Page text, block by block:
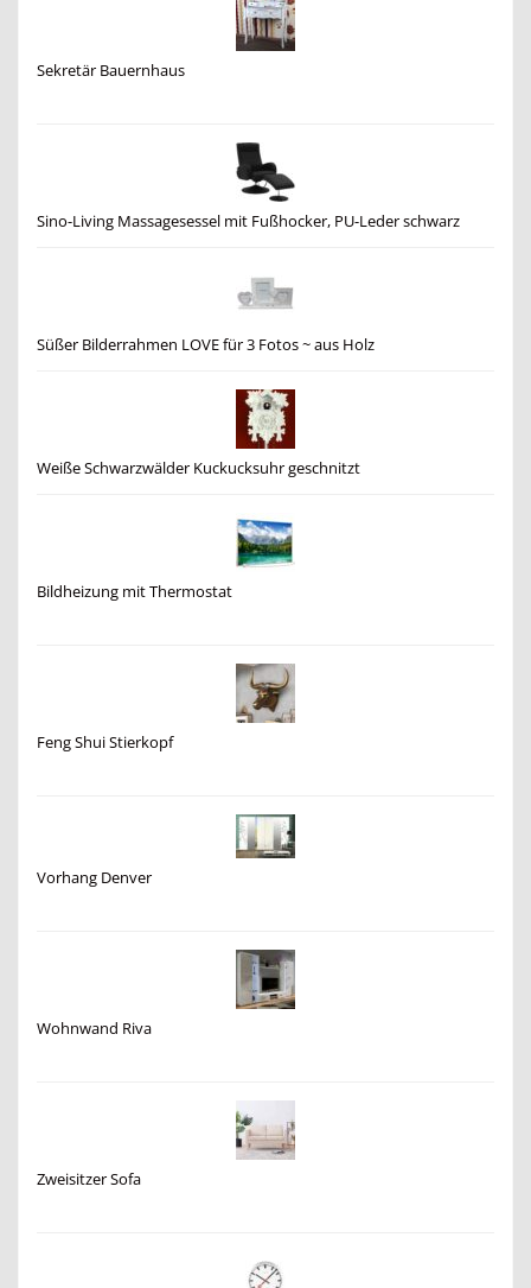
Sekretär Bauernhaus
Sino-Living Massagesessel mit Fußhocker, PU-Leder schwarz
Süßer Bilderrahmen LOVE für 3 Fotos ~ aus Holz
Weiße Schwarzwälder Kuckucksuhr geschnitzt
Bildheizung mit Thermostat
Feng Shui Stierkopf
Vorhang Denver
Wohnwand Riva
Zweisitzer Sofa